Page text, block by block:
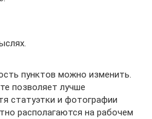
пунктов можно изменить.
позволяет лучше
статуэтки и фотографии
располагаются на рабочем